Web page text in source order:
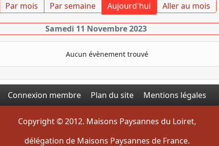
Par mois Par semaine Aujourd'hui Aller au mois
Samedi 11 Novembre 2023
Aucun évènement trouvé
Connexion membre Plan du site Mentions légales
Copyright © 2012. Maisons Paysannes du Loiret,
délégation de Maisons Paysannes de France.